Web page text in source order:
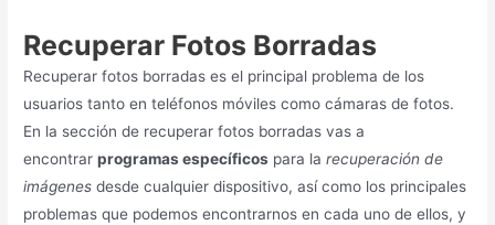
Recuperar Fotos Borradas
Recuperar fotos borradas es el principal problema de los
usuarios tanto en teléfonos móviles como cámaras de fotos.
En la sección de recuperar fotos borradas vas a
encontrarprogramas específicos para larecuperación de
imágenes desde cualquier dispositivo, así como los principales
problemas que podemos encontrarnos en cada uno de ellos, y